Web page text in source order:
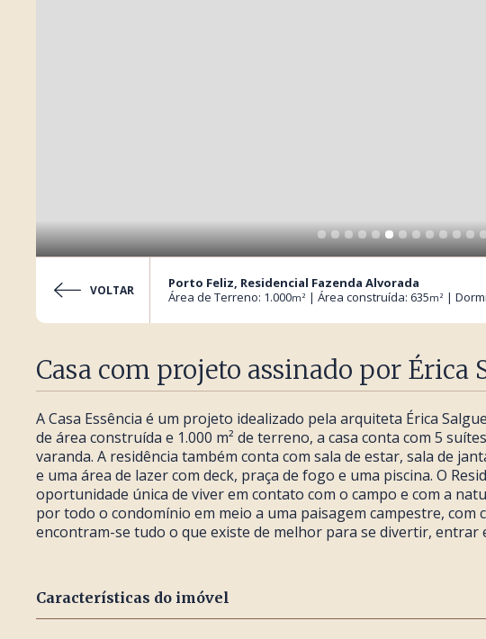
VOLTAR
Porto Feliz, Residencial Fazenda Alvorada
Área de Terreno: 1.000m² | Área construída: 635m² |
Casa com projeto assinado por Érica
A Casa Essência é um projeto idealizado pela arquiteta Érica
de área construída e 1.000 m² de terreno, a casa conta com 5
varanda. A residência também conta com sala de estar, sala de
e uma área de lazer com deck, praça de fogo e uma piscina. O
oportunidade única de viver em contato com o campo e com a
por todo o condomínio em meio a uma paisagem campestre, com
encontram-se tudo o que existe de melhor para se divertir, entrar
Características do imóvel